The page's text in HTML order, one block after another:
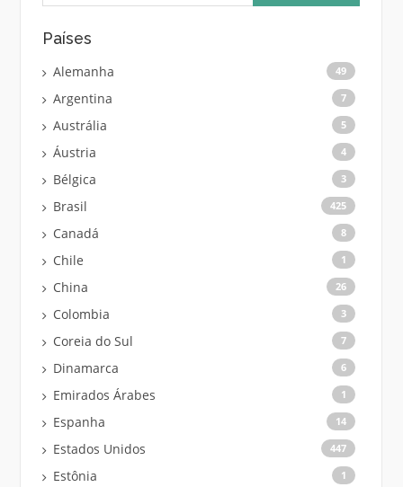
Países
Alemanha 49
Argentina 7
Austrália 5
Áustria 4
Bélgica 3
Brasil 425
Canadá 8
Chile 1
China 26
Colombia 3
Coreia do Sul 7
Dinamarca 6
Emirados Árabes 1
Espanha 14
Estados Unidos 447
Estônia 1